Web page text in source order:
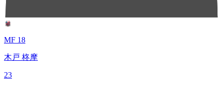
3
MF 18
木戸 柊摩
23